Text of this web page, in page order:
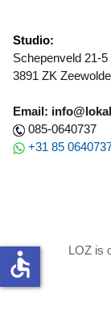
Studio:
Schepenveld 21-5
3891 ZK Zeewolde
Email:
085-0640737
+31 85
LOZ is
accessible